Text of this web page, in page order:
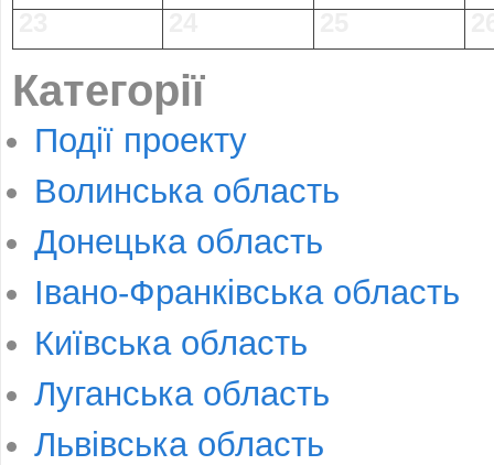
Категорії
Події проекту
Волинська область
Донецька область
Івано-Франківська область
Київська область
Луганська область
Львівська область